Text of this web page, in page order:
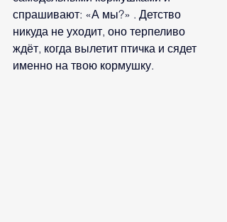
спрашивают: «А мы?» . Детство
никуда не уходит, оно терпеливо
ждёт, когда вылетит птичка и сядет
именно на твою кормушку.